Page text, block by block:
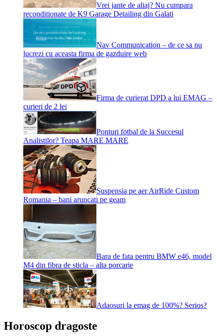
Vrei jante de aliaj? Nu cumpara
reconditionate de K9 Garage Detailing din Galati
Nav Communication – de ce sa nu
lucrezi cu aceasta firma de gazduire web
Firma de curierat DPD a lui EMAG –
curieri de 2 lei
Ponturi fotbal de la Succesul
Analistilor? Teapa MARE MARE
Suspensia pe aer AirRide Custom
Romania – bani aruncati pe geam
Bara de fata pentru BMW e46, model
M4 din fibra de sticla – alta porcarie
Adaosuri la emag de 100%? Serios?
Horoscop dragoste